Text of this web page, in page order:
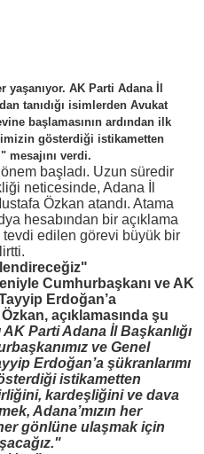
AK Parti Adana İl
tanıdığı isimlerden Avukat
başlamasının ardından ilk
gösterdiği istikametten
mesajını verdi.
başladı. Uzun süredir
neticesinde, Adana İl
Özkan atandı. Atama
hesabından bir açıklama
edilen görevi büyük bir
Cumhurbaşkanı ve AK
Erdoğan’a
açıklamasında şu
AK Parti Adana İl Başkanlığı
ve Genel
Erdoğan’a şükranlarımı
istikametten
kardeşliğini ve dava
Adana’mızın her
gönlüne ulaşmak için